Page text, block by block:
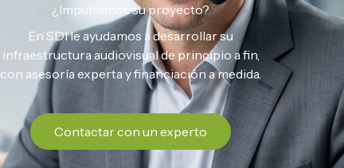
¿Impulsamos su proyecto?
En SDI le ayudamos a desarrollar su
infraestructura audiovisual de principio a fin,
con asesoría experta y financiación a medida.
Contactar con un experto